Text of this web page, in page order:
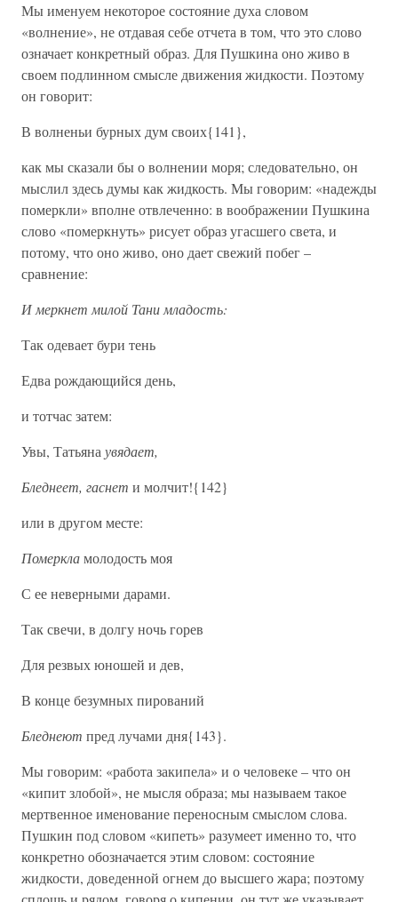
Мы именуем некоторое состояние духа словом
«волнение», не отдавая себе отчета в том, что это слово
означает конкретный образ. Для Пушкина оно живо в
своем подлинном смысле движения жидкости. Поэтому
он говорит:
В волненьи бурных дум своих{141},
как мы сказали бы о волнении моря; следовательно, он
мыслил здесь думы как жидкость. Мы говорим: «надежды
померкли» вполне отвлеченно: в воображении Пушкина
слово «померкнуть» рисует образ угасшего света, и
потому, что оно живо, оно дает свежий побег –
сравнение:
И меркнет милой Тани младость:
Так одевает бури тень
Едва рождающийся день,
и тотчас затем:
Увы, Татьяна увядает,
Бледнеет, гаснет и молчит!{142}
или в другом месте:
Померкламолодость моя
С ее неверными дарами.
Так свечи, в долгу ночь горев
Для резвых юношей и дев,
В конце безумных пирований
Бледнеют пред лучами дня{143}.
Мы говорим: «работа закипела» и о человеке – что он
«кипит злобой», не мысля образа; мы называем такое
мертвенное именование переносным смыслом слова.
Пушкин под словом «кипеть» разумеет именно то, что
конкретно обозначается этим словом: состояние
жидкости, доведенной огнем до высшего жара; поэтому